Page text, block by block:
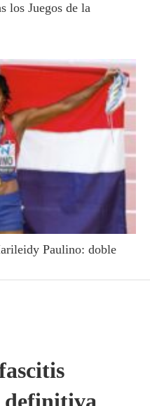
los Juegos de la
Paulino: doble